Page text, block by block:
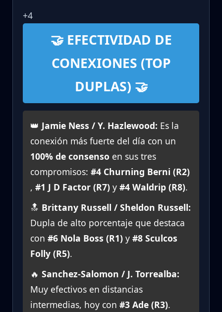
+4
🤝 EFECTIVIDAD DE
CONEXIONES (TOP
DUPLAS) 🤝
👑 Jamie Ness / Y. Hazlewood: Es la
conexión más fuerte del día con un
100% de consenso en sus tres
compromisos: #4 Churning Berni (R2)
, #1 J D Factor (R7) y #4 Waldrip (R8).
🔝 Brittany Russell / Sheldon Russell:
Dupla de alto porcentaje que destaca
con #6 Nola Boss (R1) y #8 Sculcos
Folly (R5).
🔥 Sanchez-Salomon / J. Torrealba:
Muy efectivos en distancias
intermedias, hoy con #3 Ade (R3).